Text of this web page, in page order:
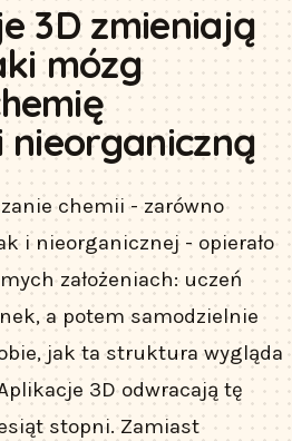
3D zmieniają
mózg
chemii - zarówno
i nieorganicznej - opierało
założeniach: uczeń
a potem samodzielnie
jak ta struktura wygląda
3D odwracają tę
stopni. Zamiast